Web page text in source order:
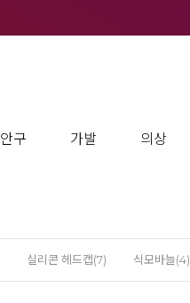
안구 가발 의상
실리콘 헤드캡(7) 식모바늘(4)